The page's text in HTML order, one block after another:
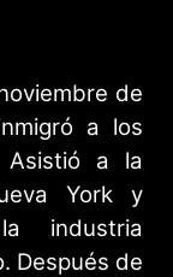
de
a los
Asistió a la
York y
industria
Después de